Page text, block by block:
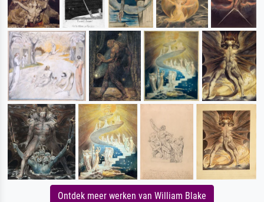
Ontdek meer werken van William Blake